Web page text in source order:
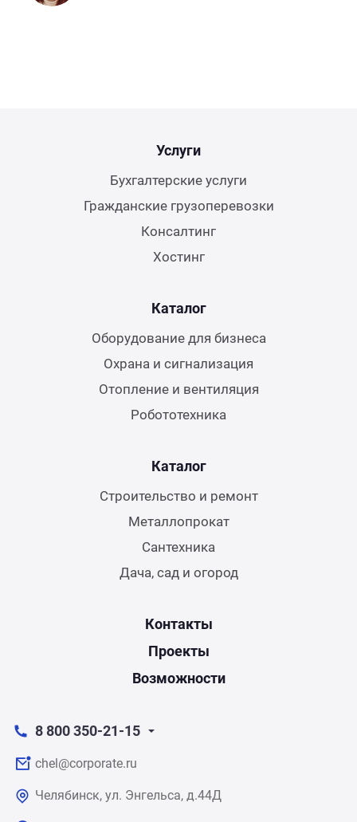
Услуги
Бухгалтерские услуги
Гражданские грузоперевозки
Консалтинг
Хостинг
Каталог
Оборудование для бизнеса
Охрана и сигнализация
Отопление и вентиляция
Робототехника
Каталог
Строительство и ремонт
Металлопрокат
Сантехника
Дача, сад и огород
Контакты
Проекты
Возможности
8 800 350-21-15
chel@corporate.ru
Челябинск, ул. Энгельса, д.44Д